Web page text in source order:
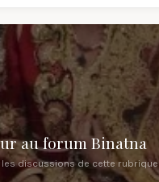
au forum Binatna
discussions de cette rubrique